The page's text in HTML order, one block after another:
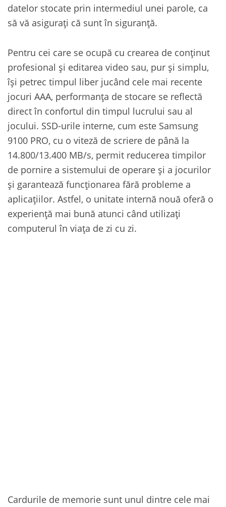
datelor stocate prin intermediul unei parole, ca
să vă asigurați că sunt în siguranță.
Pentru cei care se ocupă cu crearea de conținut
profesional și editarea video sau, pur și simplu,
își petrec timpul liber jucând cele mai recente
jocuri AAA, performanța de stocare se reflectă
direct în confortul din timpul lucrului sau al
jocului. SSD-urile interne, cum este Samsung
9100 PRO, cu o viteză de scriere de până la
14.800/13.400 MB/s, permit reducerea timpilor
de pornire a sistemului de operare și a jocurilor
și garantează funcționarea fără probleme a
aplicațiilor. Astfel, o unitate internă nouă oferă o
experiență mai bună atunci când utilizați
computerul în viața de zi cu zi.
Cardurile de memorie sunt unul dintre cele mai